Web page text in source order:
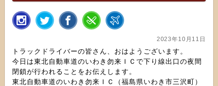
2023年10月11日
トラックドライバーの皆さん、おはようございます。
今日は東北自動車道のいわき勿来ＩＣで下り線出口の夜間
閉鎖が行われることをお伝えします。
東北自動車道のいわき勿来ＩＣ（福島県いわき市三沢町）